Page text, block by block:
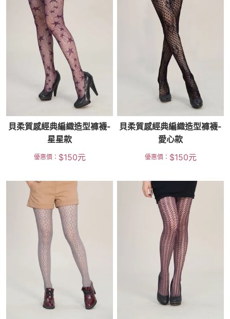
貝柔質感經典編織造型褲襪-
星星款
優惠價： $150元
貝柔質感經典編織造型褲襪-
愛心款
優惠價： $150元